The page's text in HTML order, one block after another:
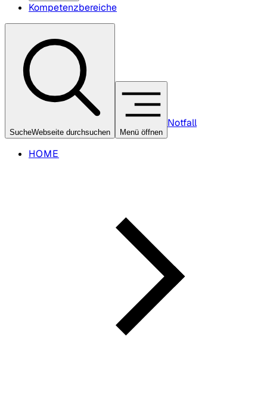
Kompetenzbereiche
SucheWebseite durchsuchen Menü öffnen
Notfall
HOME